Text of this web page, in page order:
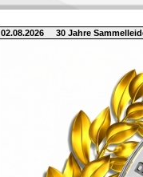
02.08.2026 30 Jahre